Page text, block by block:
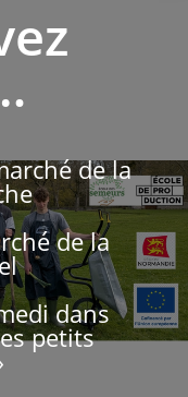
de la
de la
dans
petits